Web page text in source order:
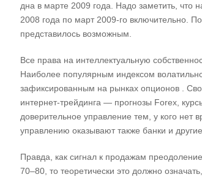
дна в марте 2009 года. Надо заметить, что
2008 года по март 2009-го включительно.
представилось возможным.
Все права на интеллектуальную
Наиболее популярным индексом
зафиксированным на рынках опционов .
интернет-трейдинга — прогнозы Forex,
доверительное управление тем, у кого нет
управлению оказывают также банки и
Правда, как сигнал к продажам
70–80, то теоретически это должно